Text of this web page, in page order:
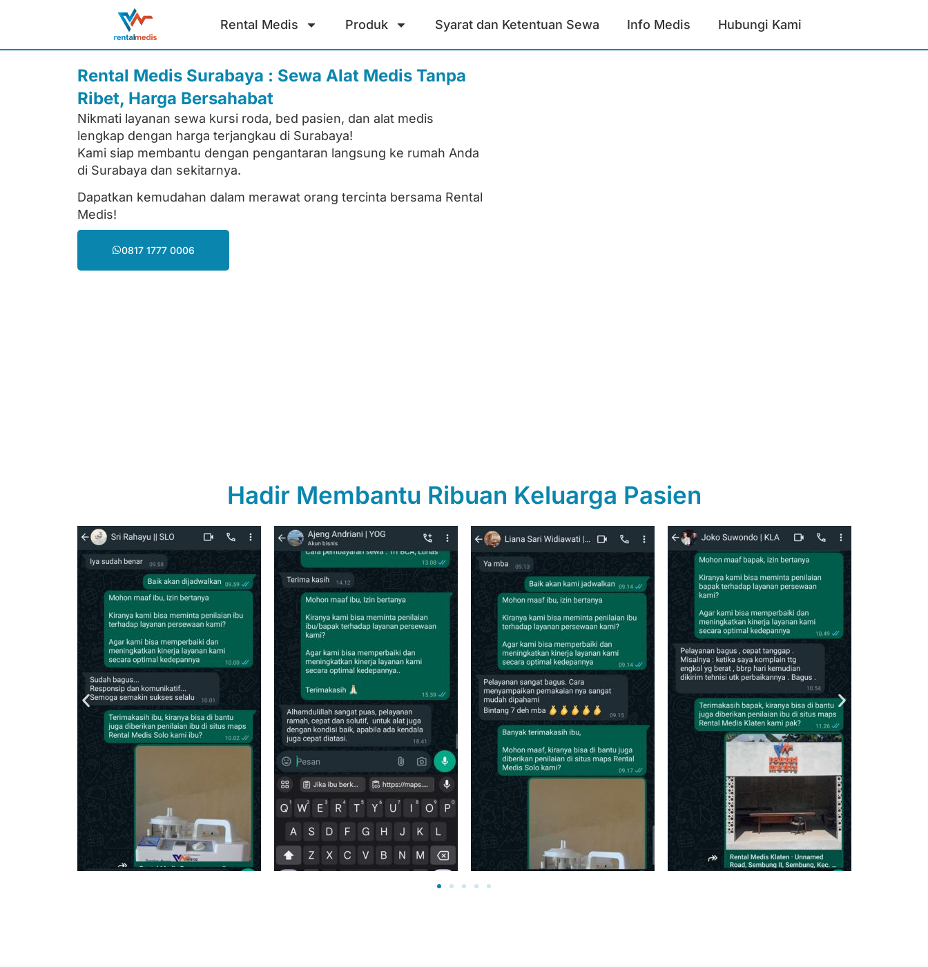
Rental Medis Produk Syarat dan Ketentuan Sewa Info Medis Hubungi Kami
Rental Medis Surabaya : Sewa Alat Medis Tanpa
Ribet, Harga Bersahabat
Nikmati layanan sewa kursi roda, bed pasien, dan alat medis
lengkap dengan harga terjangkau di Surabaya!
Kami siap membantu dengan pengantaran langsung ke rumah Anda
di Surabaya dan sekitarnya.
Dapatkan kemudahan dalam merawat orang tercinta bersama Rental
Medis!
0817 1777 0006
Hadir Membantu Ribuan Keluarga Pasien